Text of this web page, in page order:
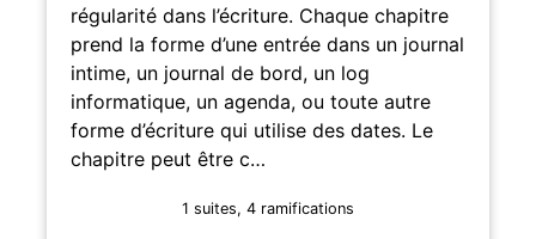
régularité dans l’écriture. Chaque chapitre
prend la forme d’une entrée dans un journal
intime, un journal de bord, un log
informatique, un agenda, ou toute autre
forme d’écriture qui utilise des dates. Le
chapitre peut être c…
1 suites, 4 ramifications